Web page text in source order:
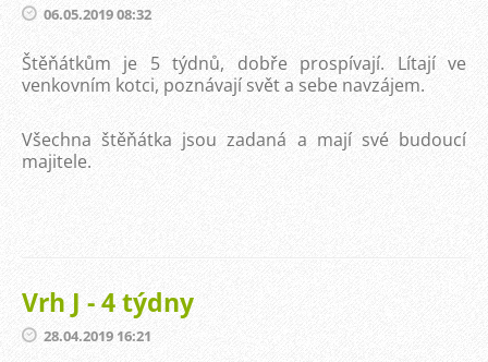
06.05.2019 08:32
Štěňátkům je 5 týdnů, dobře prospívají. Lítají ve
venkovním kotci, poznávají svět a sebe navzájem.
Všechna štěňátka jsou zadaná a mají své budoucí
majitele.
Vrh J - 4 týdny
28.04.2019 16:21